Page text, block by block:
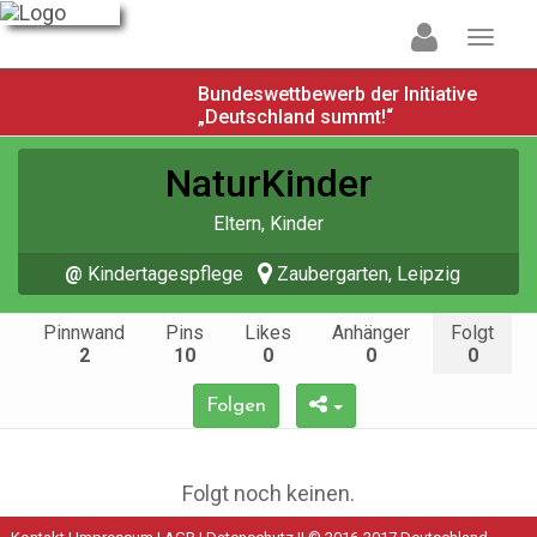
Bundeswettbewerb der Initiative
„Deutschland summt!“
NaturKinder
Eltern, Kinder
@ Kindertagespflege Zaubergarten, Leipzig
Pinnwand
2
Pins
10
Likes
0
Anhänger
0
Folgt
0
Folgen
Folgt noch keinen.